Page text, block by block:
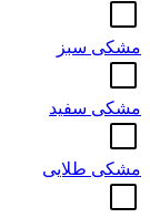
مشکی سبز
مشکی سفید
مشکی طلایی